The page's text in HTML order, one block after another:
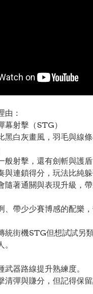
由：
幕射擊（STG）
黑白灰畫風，羽毛與線
般射擊，還有劍斬與護
與連鎖得分，玩法比純躲
隨著通關與表現升級，
、帶少少賽博感的配樂
統街機STG但想試試另
器路線提升熟練度。
清彈與賺分，但記得保